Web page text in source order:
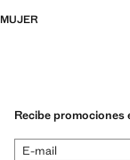
MUJER
Recibe promociones
E-mail